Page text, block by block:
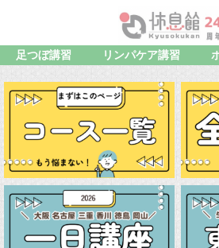
足つぼ講習 リンパケア講習